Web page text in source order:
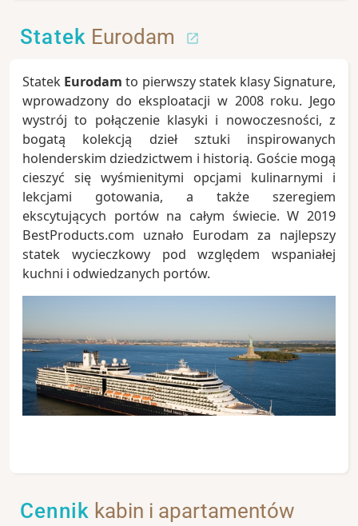
Statek Eurodam
Statek Eurodam to pierwszy statek klasy Signature,
wprowadzony do eksploatacji w 2008 roku. Jego
wystrój to połączenie klasyki i nowoczesności, z
bogatą kolekcją dzieł sztuki inspirowanych
holenderskim dziedzictwem i historią. Goście mogą
cieszyć się wyśmienitymi opcjami kulinarnymi i
lekcjami gotowania, a także szeregiem
ekscytujących portów na całym świecie. W 2019
BestProducts.com uznało Eurodam za najlepszy
statek wycieczkowy pod względem wspaniałej
kuchni i odwiedzanych portów.
Cennik kabin i apartamentów